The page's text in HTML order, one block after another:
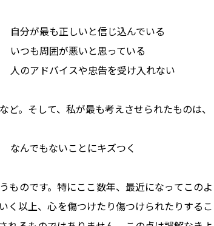
自分が最も正しいと信じ込んでいる
いつも周囲が悪いと思っている
人のアドバイスや忠告を受け入れない
ど。そして、私が最も考えさせられたものは、
なんでもないことにキズつく
ものです。特にここ数年、最近になってこの
く以上、心を傷つけたり傷つけられたりする